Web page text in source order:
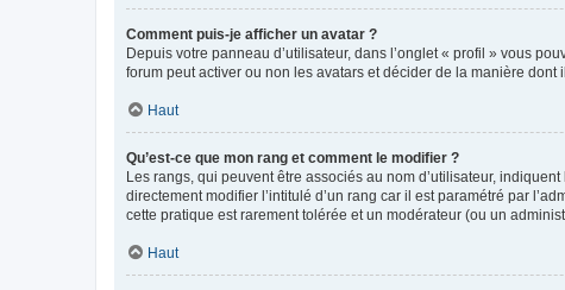
Comment puis-je afficher un avatar ?
Depuis votre panneau d’utilisateur, dans l’onglet « profil » vous
forum peut activer ou non les avatars et décider de la manière
Haut
Qu’est-ce que mon rang et comment le modifier ?
Les rangs, qui peuvent être associés au nom d’utilisateur,
directement modifier l’intitulé d’un rang car il est paramétré par
cette pratique est rarement tolérée et un modérateur (ou un
Haut